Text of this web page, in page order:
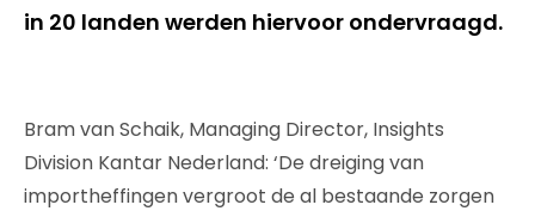
in 20 landen werden hiervoor ondervraagd.
Bram van Schaik, Managing Director, Insights
Division Kantar Nederland: ‘De dreiging van
importheffingen vergroot de al bestaande zorgen